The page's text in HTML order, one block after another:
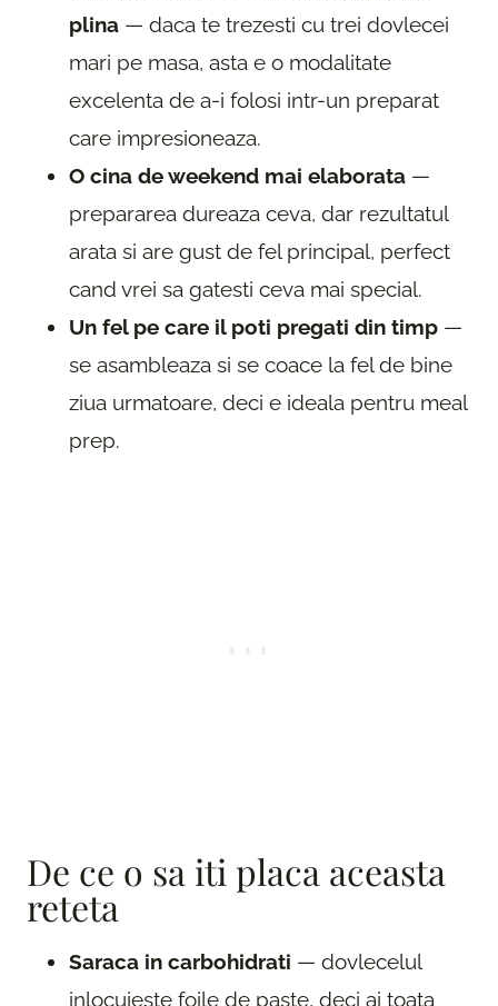
plina — daca te trezesti cu trei dovlecei
mari pe masa, asta e o modalitate
excelenta de a-i folosi intr-un preparat
care impresioneaza.
O cina de weekend mai elaborata —
prepararea dureaza ceva, dar rezultatul
arata si are gust de fel principal, perfect
cand vrei sa gatesti ceva mai special.
Un fel pe care il poti pregati din timp —
se asambleaza si se coace la fel de bine
ziua urmatoare, deci e ideala pentru meal
prep.
De ce o sa iti placa aceasta
reteta
Saraca in carbohidrati — dovlecelul
inlocuieste foile de paste, deci ai toata